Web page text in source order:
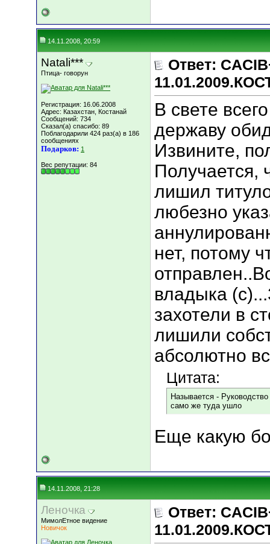
14.11.2008, 20:59
Natali***
Птица- говорун
Регистрация: 16.06.2008
Адрес: Казахстан, Костанай
Сообщений: 734
Сказал(а) спасибо: 89
Поблагодарили 424 раз(а) в 186
сообщениях
Подарков: 1
Вес репутации: 84
Ответ:
В свете
державу
Извините,
Получается,
лишил
любезно
нет, потому
владыка
захотели в
лишили
абсолютно
Цитата:
Называется -
само же туда ушло
Еще какую
14.11.2008, 21:28
Леночкa
МимолЕтное видение
Новичок
Ответ: